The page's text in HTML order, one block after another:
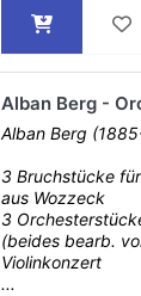
Alban Berg -
Alban Berg
3 Bruchstücke
aus Wozzeck
3
(beides bearb.
Violinkonzert
...